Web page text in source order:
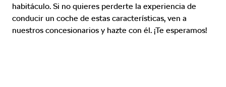
habitáculo. Si no quieres perderte la experiencia de
conducir un coche de estas características, ven a
nuestros concesionarios y hazte con él. ¡Te esperamos!